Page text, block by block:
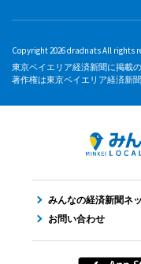
Copyright 2026 dradnats All rights
東京ベイエリア経済新聞に掲載
著作権は東京ベイエリア経済新
みんなの経済新聞ネ
お問い合わせ